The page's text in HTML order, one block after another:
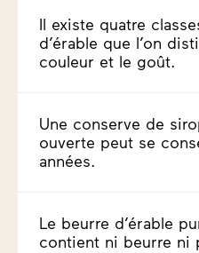
Il existe quatre
d’érable que l’on
couleur et le goût.
Une conserve de
ouverte peut se
années.
Le beurre d’érable
contient ni beurre ni